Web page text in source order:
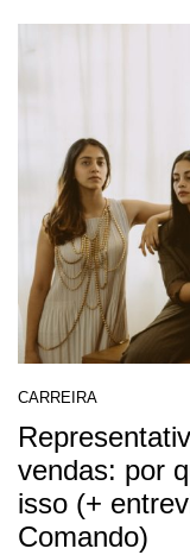
CARREIRA
vendas: por
isso (+
Comando)